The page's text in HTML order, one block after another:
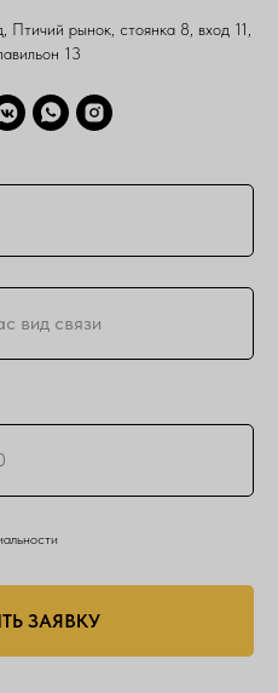
рынок, стоянка 8, вход 11,
13
ЗАЯВКУ